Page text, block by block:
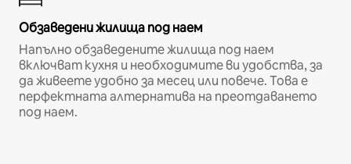
Обзаведени жилища под наем
Напълно обзаведените жилища под наем
включват кухня и необходимите ви удобства, за
да живеете удобно за месец или повече. Това е
перфектната алтернатива на преотдаването
под наем.